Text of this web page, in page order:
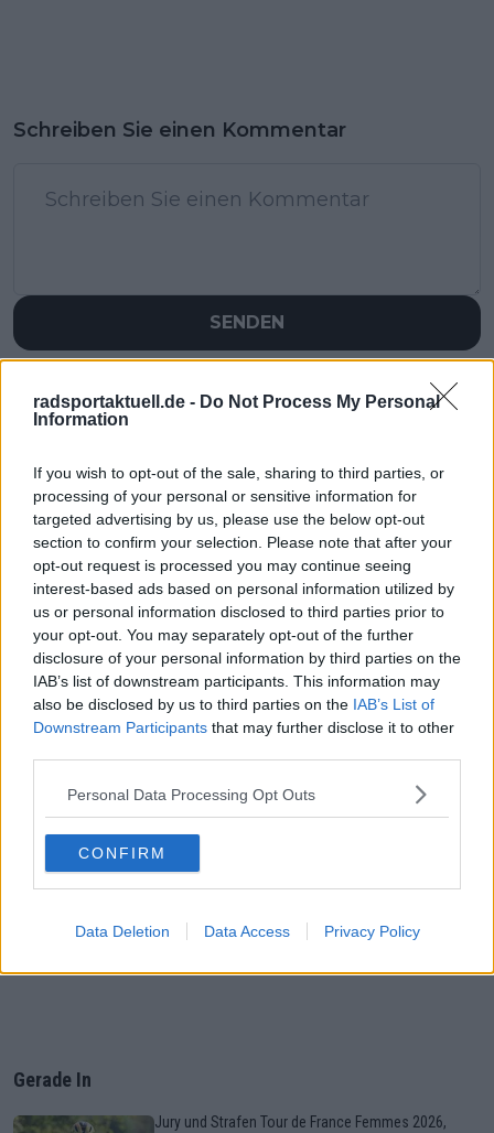
radsportaktuell.de - Do Not Process My Personal
Information
If you wish to opt-out of the sale, sharing to third parties, or
processing of your personal or sensitive information for
targeted advertising by us, please use the below opt-out
section to confirm your selection. Please note that after your
opt-out request is processed you may continue seeing
interest-based ads based on personal information utilized by
us or personal information disclosed to third parties prior to
your opt-out. You may separately opt-out of the further
disclosure of your personal information by third parties on the
IAB’s list of downstream participants. This information may
also be disclosed by us to third parties on the IAB’s List of
Downstream Participants that may further disclose it to other
Personal Data Processing Opt Outs
CONFIRM
Data Deletion Data Access Privacy Policy
Schreiben Sie einen Kommentar
SENDEN
Gerade In
Jury und Strafen Tour de France Femmes 2026,